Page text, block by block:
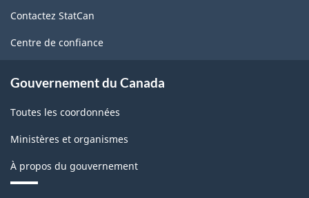
sur
la
active
Structure
de
ce
site
Contactez StatCan
Centre de confiance
Gouvernement du Canada
Toutes les coordonnées
Ministères et organismes
À propos du gouvernement